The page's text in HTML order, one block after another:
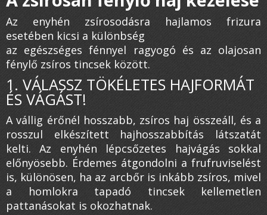
Az enyhén zsírosodásra hajlamos frizura
esetében kicsi a különbség
az egészséges fénnyel ragyogó és az olajosan
fénylő zsíros tincsek között.
1. VÁLASSZ TÖKÉLETES HAJFORMÁT
ÉS VÁGÁST!
A vállig érőnél hosszabb, zsíros haj összeáll, és a
rosszul elkészített hajhosszabbítás látszatát
kelti. Az enyhén lépcsőzetes hajvágás sokkal
előnyösebb. Érdemes átgondolni a frufruviselést
is, különösen, ha az arcbőr is inkább zsíros, mivel
a homlokra tapadó tincsek kellemetlen
pattanásokat is okozhatnak.